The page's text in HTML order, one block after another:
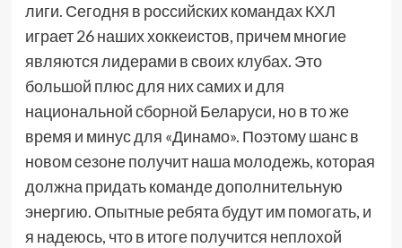
лиги. Сегодня в российских командах КХЛ
играет 26 наших хоккеистов, причем многие
являются лидерами в своих клубах. Это
большой плюс для них самих и для
национальной сборной Беларуси, но в то же
время и минус для «Динамо». Поэтому шанс в
новом сезоне получит наша молодежь, которая
должна придать команде дополнительную
энергию. Опытные ребята будут им помогать, и
я надеюсь, что в итоге получится неплохой